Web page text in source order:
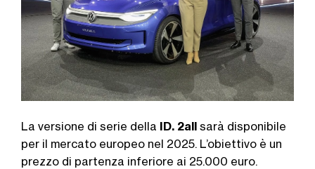
La versione di serie della ID. 2all sarà disponibile
per il mercato europeo nel 2025. L’obiettivo è un
prezzo di partenza inferiore ai 25.000 euro.